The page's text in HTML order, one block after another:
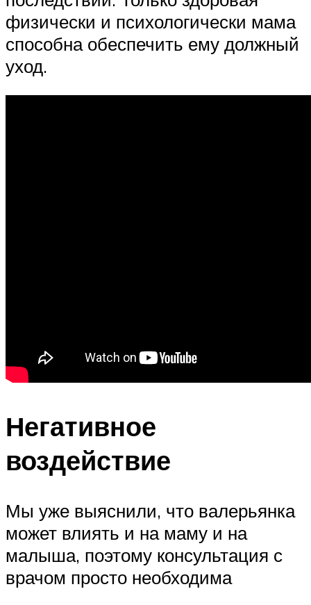
физически и психологически мама
способна обеспечить ему должный
уход.
Негативное
воздействие
Мы уже выяснили, что валерьянка
может влиять и на маму и на
малыша, поэтому консультация с
врачом просто необходима